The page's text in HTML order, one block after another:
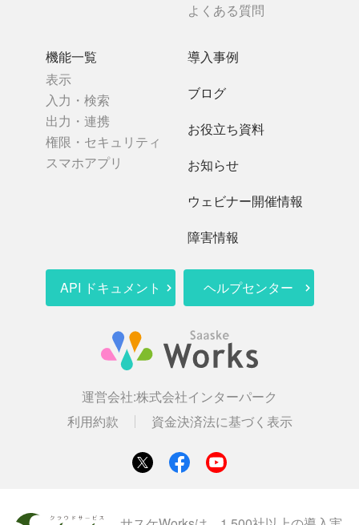
機能一覧
表示
入力・検索
出力・連携
権限・セキュリティ
スマホアプリ
よくある質問
導入事例
ブログ
お役立ち資料
お知らせ
ウェビナー開催情報
障害情報
API ドキュメント ヘルプセンター
運営会社:株式会社インターパーク
利用約款
資金決済法に基づく表示